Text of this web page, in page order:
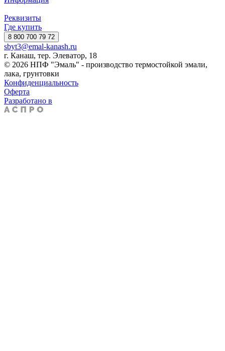
Реквизиты
Где купить
8 800 700 79 72
sbyt3@emal-kanash.ru
г. Канаш, тер. Элеватор, 18
© 2026 НПФ "Эмаль" - производство термостойкой эмали,
лака, грунтовки
Конфиденциальность
Оферта
Разработано в